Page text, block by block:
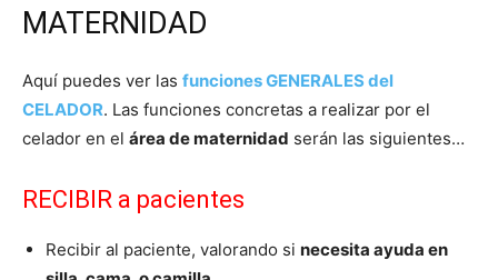
MATERNIDAD
Aquí puedes ver las funciones GENERALES del
CELADOR. Las funciones concretas a realizar por el
celador en el área de maternidad serán las siguientes…
RECIBIR a pacientes
Recibir al paciente, valorando si necesita ayuda en